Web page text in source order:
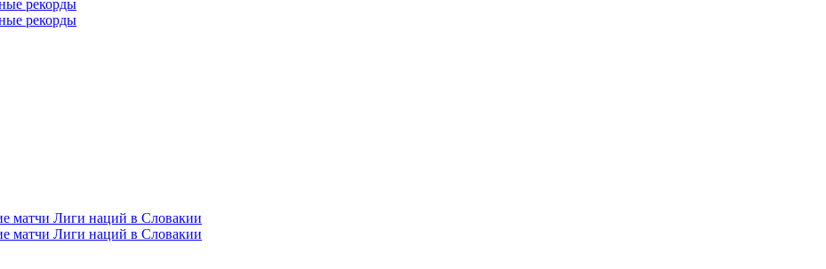
рекорды
рекорды
матчи Лиги наций в Словакии
матчи Лиги наций в Словакии